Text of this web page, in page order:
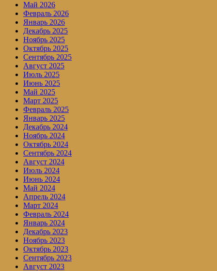
Май 2026
Февраль 2026
Январь 2026
Декабрь 2025
Ноябрь 2025
Октябрь 2025
Сентябрь 2025
Август 2025
Июль 2025
Июнь 2025
Май 2025
Март 2025
Февраль 2025
Январь 2025
Декабрь 2024
Ноябрь 2024
Октябрь 2024
Сентябрь 2024
Август 2024
Июль 2024
Июнь 2024
Май 2024
Апрель 2024
Март 2024
Февраль 2024
Январь 2024
Декабрь 2023
Ноябрь 2023
Октябрь 2023
Сентябрь 2023
Август 2023